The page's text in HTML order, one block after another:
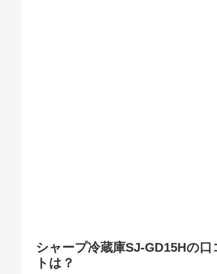
シャープ冷蔵庫SJ-GD15Hの
トは？